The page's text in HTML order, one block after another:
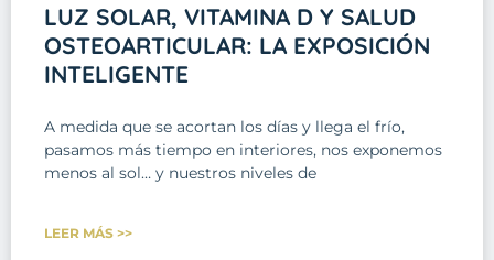
LUZ SOLAR, VITAMINA D Y SALUD
OSTEOARTICULAR: LA EXPOSICIÓN
INTELIGENTE
A medida que se acortan los días y llega el frío,
pasamos más tiempo en interiores, nos exponemos
menos al sol… y nuestros niveles de
LEER MÁS >>